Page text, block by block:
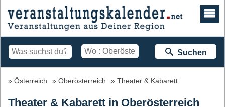
Suchen
Österreich Oberösterreich Theater & Kabarett
Theater & Kabarett in Oberösterreich